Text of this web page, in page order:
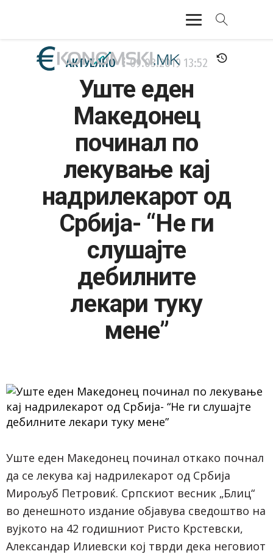
АКТУЕЛНО
ЕКОНОМИЈА
ФИНАНСИИ
БАНКАРСТВО
ЖИВОТ
МОЗАИК
АКТУЕЛНО 09.03.2019 13:52
Уште еден
Македонец
починал по
лекување кај
надрилекарот од
Србија- “Не ги
слушајте
дебилните
лекари туку
мене”
Уште еден Македонец починал откако почнал
да се лекува кај надрилекарот од Србија
Мирољуб Петровиќ. Српскиот весник „Блиц“
во денешното издание објавува сведоштво на
вујкото на 42 годишниот Ристо Крстевски,
Александар Илиевски кој тврди дека неговиот